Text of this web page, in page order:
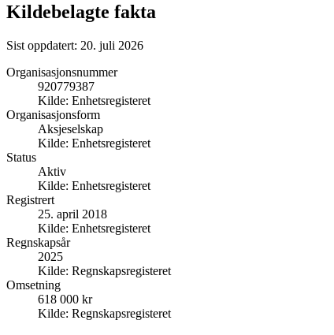
Kildebelagte fakta
Sist oppdatert: 20. juli 2026
Organisasjonsnummer
920779387
Kilde: Enhetsregisteret
Organisasjonsform
Aksjeselskap
Kilde: Enhetsregisteret
Status
Aktiv
Kilde: Enhetsregisteret
Registrert
25. april 2018
Kilde: Enhetsregisteret
Regnskapsår
2025
Kilde: Regnskapsregisteret
Omsetning
618 000 kr
Kilde: Regnskapsregisteret